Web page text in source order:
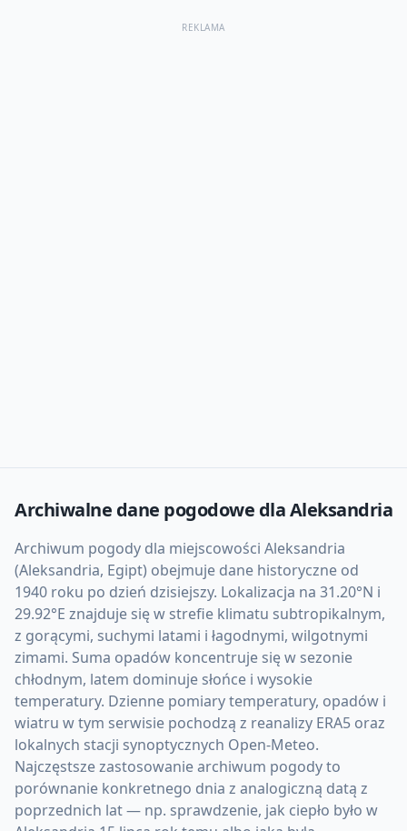
REKLAMA
Archiwalne dane pogodowe dlaAleksandria
Archiwum pogody dla miejscowości Aleksandria
(Aleksandria, Egipt) obejmuje dane historyczne od
1940 roku po dzień dzisiejszy. Lokalizacja na 31.20°N i
29.92°E znajduje się w strefie klimatu subtropikalnym,
z gorącymi, suchymi latami i łagodnymi, wilgotnymi
zimami. Suma opadów koncentruje się w sezonie
chłodnym, latem dominuje słońce i wysokie
temperatury. Dzienne pomiary temperatury, opadów i
wiatru w tym serwisie pochodzą z reanalizy ERA5 oraz
lokalnych stacji synoptycznych Open-Meteo.
Najczęstsze zastosowanie archiwum pogody to
porównanie konkretnego dnia z analogiczną datą z
poprzednich lat — np. sprawdzenie, jak ciepło było w